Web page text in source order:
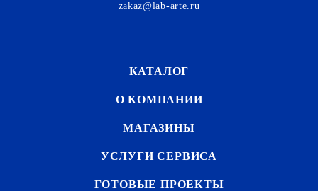
zakaz@lab-arte.ru
КАТАЛОГ
О КОМПАНИИ
МАГАЗИНЫ
УСЛУГИ СЕРВИСА
ГОТОВЫЕ ПРОЕКТЫ